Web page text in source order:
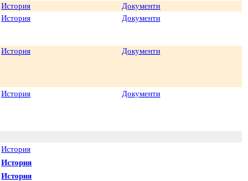
История
Документи
История
Документи
История
Документи
История
Документи
История
История
История